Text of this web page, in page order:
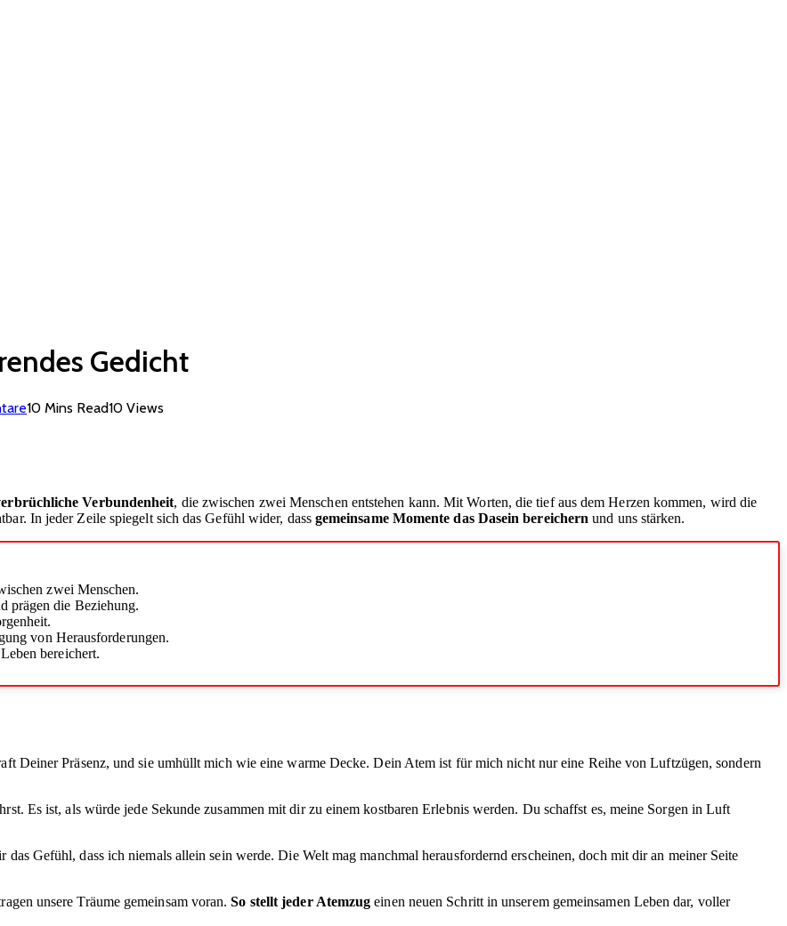
Gedicht
10 Mins Read10 Views
Verbundenheit, die zwischen zwei Menschen entstehen kann. Mit Worten, die tief aus dem Herzen kommen, wird die
In jeder Zeile spiegelt sich das Gefühl wider, dass gemeinsame Momente das Dasein bereichern und uns stärken.
zwei Menschen.
prägen die Beziehung.
von Herausforderungen.
bereichert.
Deiner Präsenz, und sie umhüllt mich wie eine warme Decke. Dein Atem ist für mich nicht nur eine Reihe von Luftzügen, sondern
Es ist, als würde jede Sekunde zusammen mit dir zu einem kostbaren Erlebnis werden. Du schaffst es, meine Sorgen in Luft
Gefühl, dass ich niemals allein sein werde. Die Welt mag manchmal herausfordernd erscheinen, doch mit dir an meiner Seite
unsere Träume gemeinsam voran.So stellt jeder Atemzug einen neuen Schritt in unserem gemeinsamen Leben dar, voller